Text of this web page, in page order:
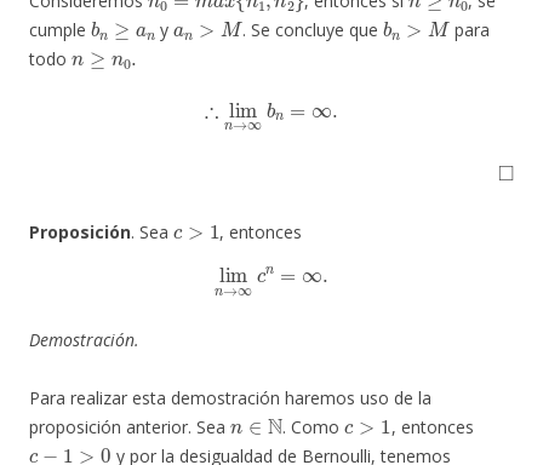
cumple
bn≥an
y
n>M
. Se concluye que
bn >M
para
todo
n≥n 0.
∴limn→∞ bn=∞
◻
Proposición. Sea , entonces
limn →∞cn=∞
Demostración.
Para realizar esta demostración haremos uso de la
proposición anterior. Sea
n∈N
. Como
c >1
, entonces
c−1>0
y por la desigualdad de Bernoulli, tenemos